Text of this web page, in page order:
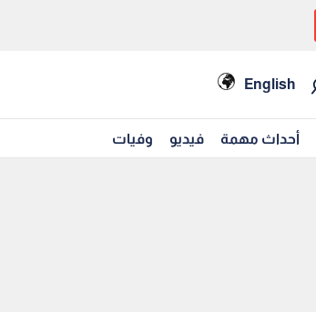
English
أحداث مهمة فيديو وفيات